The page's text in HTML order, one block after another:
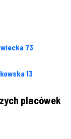
73
13
placówek